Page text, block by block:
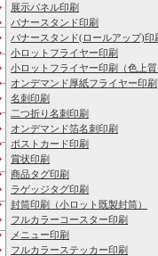
展示パネル印刷
バナースタンド印刷
バナースタンド(ロールアップ)印
小ロットフライヤー印刷
小ロットフライヤー印刷（色上
オンデマンド厚紙フライヤー印刷
名刺印刷
二つ折り名刺印刷
オンデマンド箔名刺印刷
ポストカード印刷
賞状印刷
商品タグ印刷
ラゲッジタグ印刷
封筒印刷
（小ロット既製封筒）
フルカラーコースター印刷
メニュー印刷
フルカラーステッカー印刷